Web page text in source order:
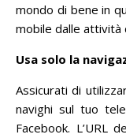
mondo di bene in
mobile dalle attività
Usa solo la
Assicurati di
navighi sul tuo
Facebook. L’URL